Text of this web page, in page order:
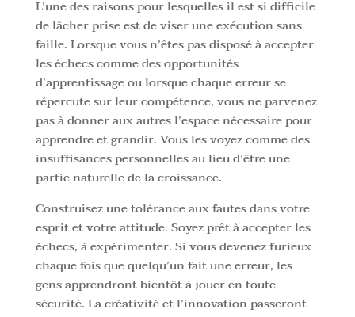
L’une des raisons pour lesquelles il est si difficile
de lâcher prise est de viser une exécution sans
faille. Lorsque vous n’êtes pas disposé à accepter
les échecs comme des opportunités
d’apprentissage ou lorsque chaque erreur se
répercute sur leur compétence, vous ne parvenez
pas à donner aux autres l’espace nécessaire pour
apprendre et grandir. Vous les voyez comme des
insuffisances personnelles au lieu d’être une
partie naturelle de la croissance.
Construisez une tolérance aux fautes dans votre
esprit et votre attitude. Soyez prêt à accepter les
échecs, à expérimenter. Si vous devenez furieux
chaque fois que quelqu’un fait une erreur, les
gens apprendront bientôt à jouer en toute
sécurité. La créativité et l’innovation passeront